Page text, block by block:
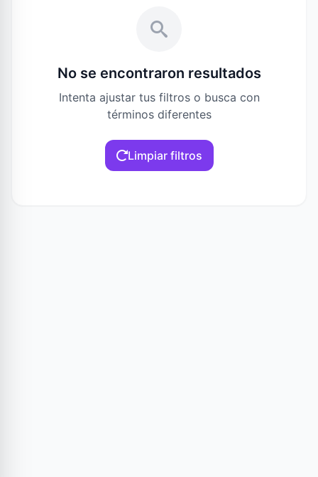
No se encontraron resultados
Intenta ajustar tus filtros o busca con
términos diferentes
Limpiar filtros